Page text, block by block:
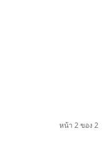
หน้า 2 ของ 2